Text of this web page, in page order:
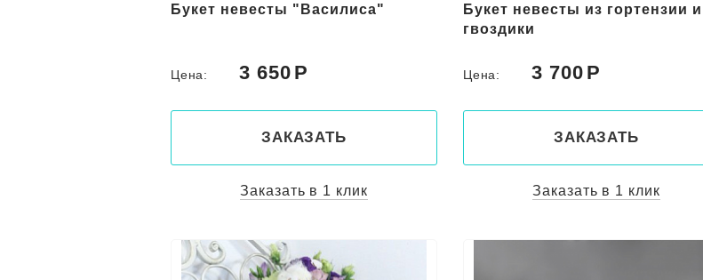
Букет невесты "Василиса"
Цена: 3 650
ЗАКАЗАТЬ
Заказать в 1 клик
Букет невесты из гортензии и
гвоздики
Цена: 3 700
ЗАКАЗАТЬ
Заказать в 1 клик